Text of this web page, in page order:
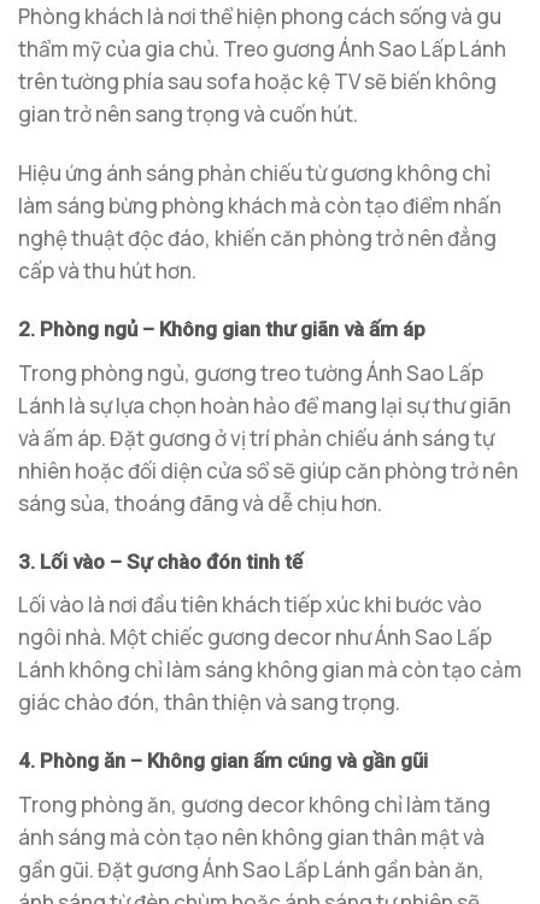
Phòng khách là nơi thể hiện phong cách sống và gu
thẩm mỹ của gia chủ. Treo gương Ánh Sao Lấp Lánh
trên tường phía sau sofa hoặc kệ TV sẽ biến không
gian trở nên sang trọng và cuốn hút.
Hiệu ứng ánh sáng phản chiếu từ gương không chỉ
làm sáng bừng phòng khách mà còn tạo điểm nhấn
nghệ thuật độc đáo, khiến căn phòng trở nên đẳng
cấp và thu hút hơn.
2. Phòng ngủ – Không gian thư giãn và ấm áp
Trong phòng ngủ, gương treo tường Ánh Sao Lấp
Lánh là sự lựa chọn hoàn hảo để mang lại sự thư giãn
và ấm áp. Đặt gương ở vị trí phản chiếu ánh sáng tự
nhiên hoặc đối diện cửa sổ sẽ giúp căn phòng trở nên
sáng sủa, thoáng đãng và dễ chịu hơn.
3. Lối vào – Sự chào đón tinh tế
Lối vào là nơi đầu tiên khách tiếp xúc khi bước vào
ngôi nhà. Một chiếc gương decor như Ánh Sao Lấp
Lánh không chỉ làm sáng không gian mà còn tạo cảm
giác chào đón, thân thiện và sang trọng.
4. Phòng ăn – Không gian ấm cúng và gần gũi
Trong phòng ăn, gương decor không chỉ làm tăng
ánh sáng mà còn tạo nên không gian thân mật và
gần gũi. Đặt gương Ánh Sao Lấp Lánh gần bàn ăn,